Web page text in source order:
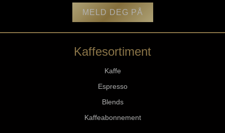
MELD DEG PÅ
Kaffesortiment
Kaffe
Espresso
Blends
Kaffeabonnement